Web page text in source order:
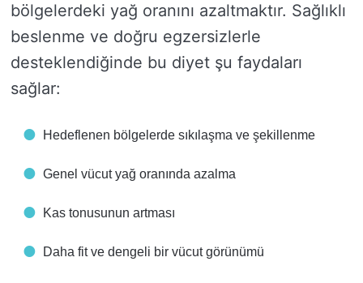
bölgelerdeki yağ oranını azaltmaktır. Sağlıklı
beslenme ve doğru egzersizlerle
desteklendiğinde bu diyet şu faydaları
sağlar:
Hedeflenen bölgelerde sıkılaşma ve şekillenme
Genel vücut yağ oranında azalma
Kas tonusunun artması
Daha fit ve dengeli bir vücut görünümü